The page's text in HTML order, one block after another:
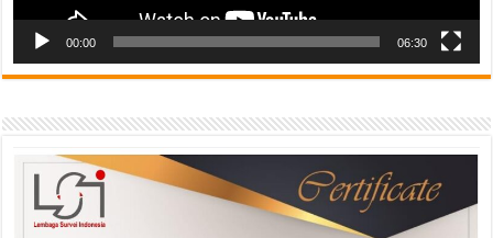
00:00 06:30